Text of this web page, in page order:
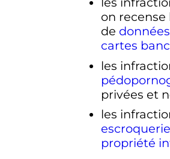
on
de
cartes
les
privées et
les
propriété